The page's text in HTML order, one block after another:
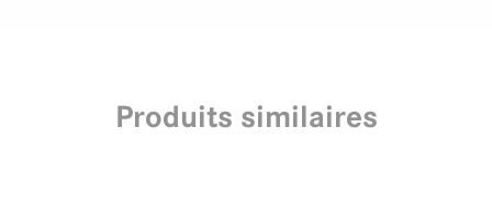
Produits similaires